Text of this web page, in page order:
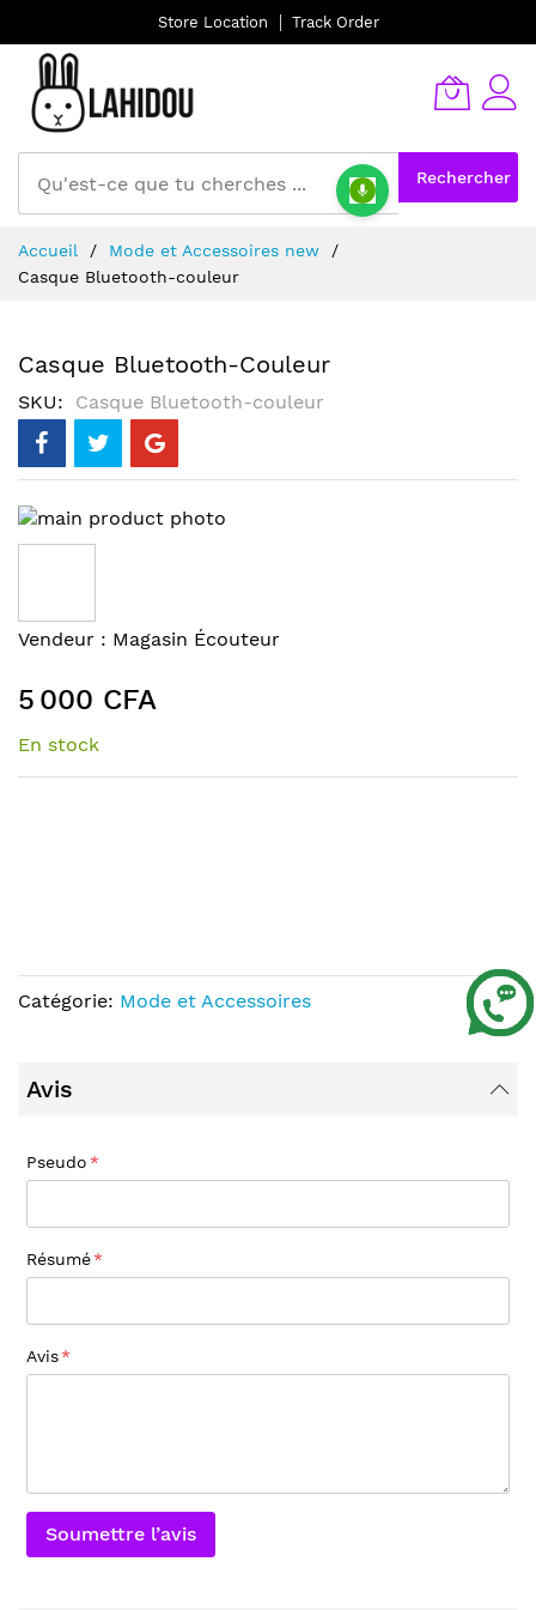
Store Location Track Order
Rechercher
au
contenu
Accueil
Mode et Accessoires new
Casque Bluetooth-couleur
Casque Bluetooth-Couleur
SKU Casque Bluetooth-couleur
Skip
to
of
the
gallery
Skip
the
beginning
of
Vendeur : Magasin Écouteur
5 000 CFA
En stock
Catégorie: Mode et Accessoires
Avis
Pseudo
Résumé
Avis
Soumettre l’avis